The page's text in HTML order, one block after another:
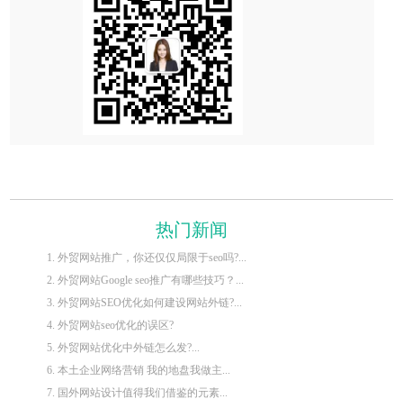
热门新闻
1. 外贸网站推广，你还仅仅局限于seo吗?...
2. 外贸网站Google seo推广有哪些技巧？...
3. 外贸网站SEO优化如何建设网站外链?...
4. 外贸网站seo优化的误区?
5. 外贸网站优化中外链怎么发?...
6. 本土企业网络营销 我的地盘我做主...
7. 国外网站设计值得我们借鉴的元素...